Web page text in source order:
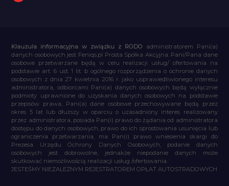
Klauzula informacyjna w związku z RODO administratorem Pani(a)
danych osobowych jest Feniqs.pl Prosta Spółka Akcyjna. Pani/Pana dane
osobowe przetwarzane będą w celu realizacji usług/ ofertowania na
podstawie art. 6 ust. 1 lit. b ogólnego rozporządzenia o ochronie danych
osobowych z dnia 27 kwietnia 2016 r. jako usprawiedliwionego interesu
administratora, odbiorcami Pani(a) danych osobowych będą wyłącznie
podmioty uprawnione do uzyskania danych osobowych na podstawie
przepisów prawa, Pani(a) dane osobowe przechowywane będą przez
okres 5 lat lub dłuższy w oparciu o uzasadniony interes realizowany
przez administratora, posiada Pan(i) prawo do żądania od administratora
dostępu do danych osobowych, prawo do ich sprostowania usunięcia lub
ograniczenia przetwarzania, ma Pan(i) prawo wniesienia skargi do
Prezesa Urzędu Ochrony Danych Osobowych, podanie danych
osobowych jest dobrowolne, jednakże niepodanie danych może
skutkować niemożliwością realizacji usług /ofertowania.
JESTEŚMY NIEZALEŻNYM REJESTRATOREM OPŁAT AUTOSTRADOWYCH